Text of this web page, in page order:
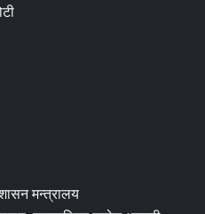
मन्त्रालय